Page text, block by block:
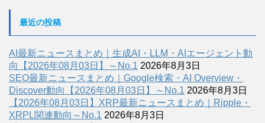
最近の投稿
AI最新ニュースまとめ｜生成AI・LLM・AIエージェント動
向【2026年08月03日】～No.1 2026年8月3日
SEO最新ニュースまとめ｜Google検索・AI Overview・
Discover動向【2026年08月03日】～No.1 2026年8月3日
【2026年08月03日】XRP最新ニュースまとめ｜Ripple・
XRPL関連動向～No.1 2026年8月3日